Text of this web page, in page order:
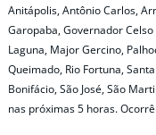
Anitápolis, Antônio Carlos,
Garopaba, Governador
Laguna, Major Gercino,
Queimado, Rio Fortuna,
Bonifácio, São José, São
nas próximas 5 horas.